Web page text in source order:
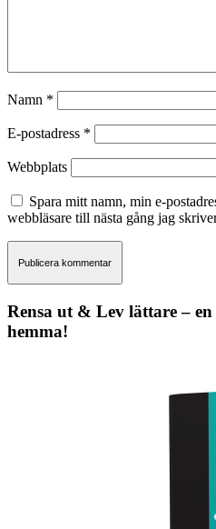
Namn *
E-postadress *
Webbplats
Spara mitt namn, min e-
webbläsare till nästa gång jag
Rensa ut & Lev lättare –
hemma!